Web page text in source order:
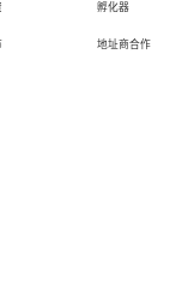
孵化器
地址商合作